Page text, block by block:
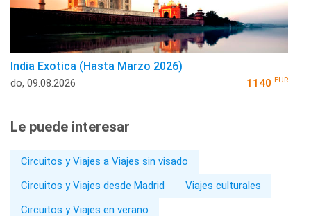
India Exotica (Hasta Marzo 2026)
do, 09.08.2026 1140 EUR
Le puede interesar
Circuitos y Viajes a Viajes sin visado
Circuitos y Viajes desde Madrid
Viajes culturales
Circuitos y Viajes en verano